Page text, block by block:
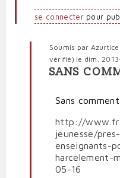
se connecterpour
Soumis par
vérifié) le dim,
En
situation
des
professeurs
précaires
par
SANS
Sans
http://
jeunesse/
enseignants-
harcelement-
05-16